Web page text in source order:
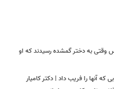
وقتی به دختر گمشده رسیدند که او
آنها را فریب داد | دکتر کامیار